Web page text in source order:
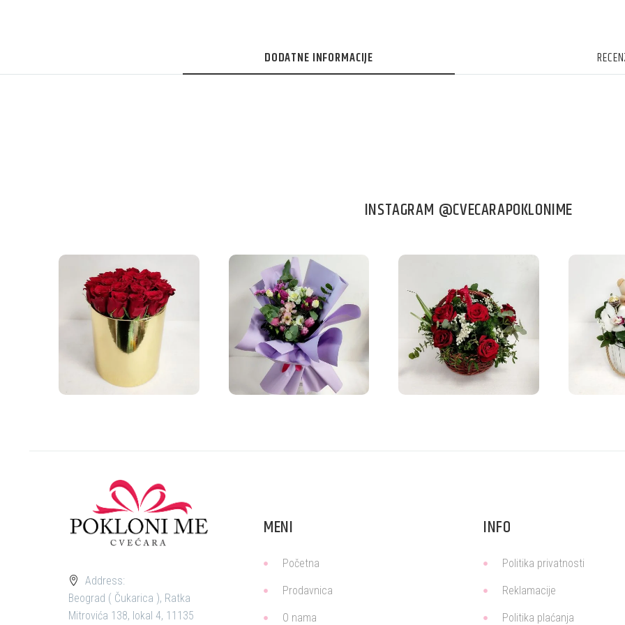
DODATNE INFORMACIJE
INSTAGRAM @CVECARAPOKLONIME
Address:
Beograd ( Čukarica ), Ratka
Mitrovića 138, lokal 4, 11135
MENI
Početna
Prodavnica
O nama
INFO
Politika privatnosti
Reklamacije
Politika plaćanja